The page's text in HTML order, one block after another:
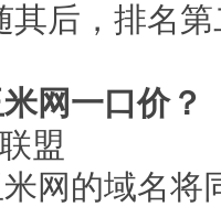
其后，排名
网一口价？
盟
的域名将